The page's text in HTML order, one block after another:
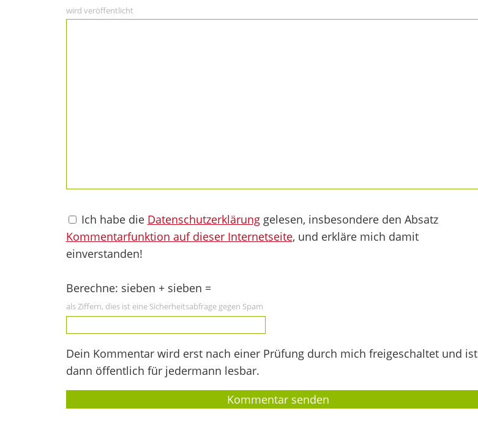
wird veröffentlicht
Ich habe die Datenschutzerklärunggelesen, insbesondere den Absatz
Kommentarfunktion auf dieser Internetseite, und erkläre mich damit
einverstanden!
Berechne: sieben + sieben =
als Ziffern, dies ist eine Sicherheitsabfrage gegen Spam
Dein Kommentar wird erst nach einer Prüfung durch mich freigeschaltet und ist
dann öffentlich für jedermann lesbar.